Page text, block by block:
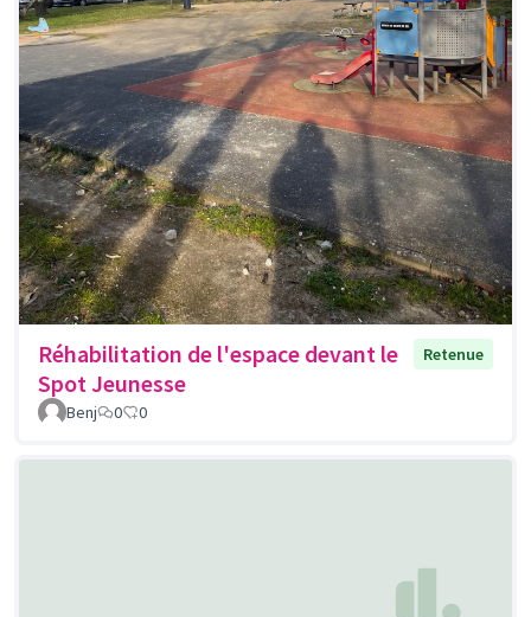
Réhabilitation de l'espace devant le
Spot Jeunesse
Retenue
Benj 0 0